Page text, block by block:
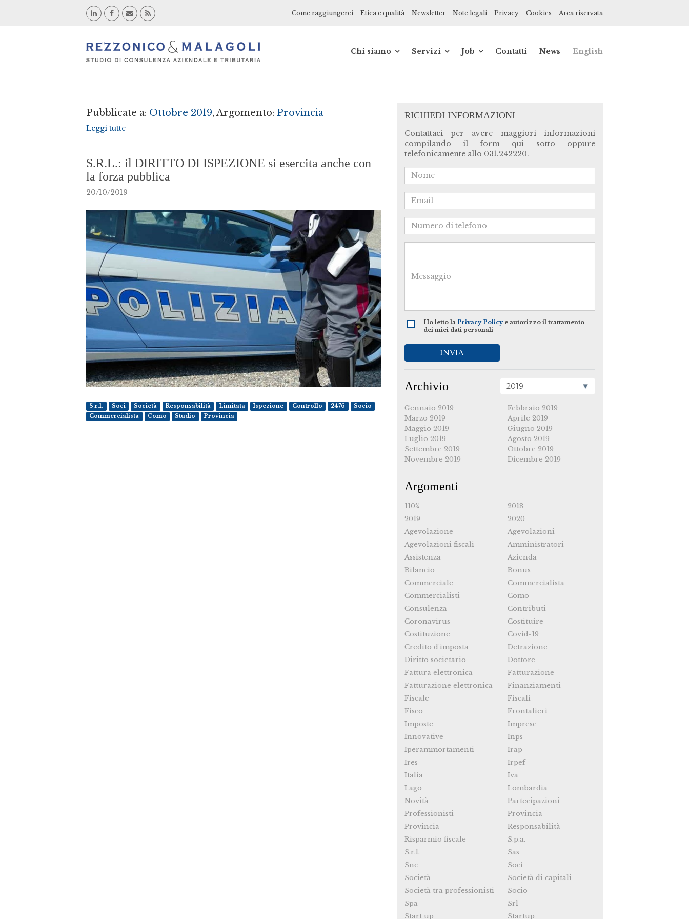
Come raggiungerci Etica e qualità Newsletter Note legali Privacy Cookies Area riservata
Chi siamo
Collaboratori
Servizi
Ai professionisti
web
Formazione
online
Job
Contatti News English
Pubblicate a: Ottobre 2019, Argomento: Provincia
Leggi tutte
S.R.L.: il DIRITTO DI ISPEZIONE si esercita anche con
la forza pubblica
20/10/2019
S.r.l. Soci Società Responsabilità Limitata Ispezione Controllo 2476
Socio
Commercialista
Como Studio Provincia
RICHIEDI INFORMAZIONI
Contattaci per avere maggiori informazioni
compilando il form qui sotto oppure
telefonicamente allo 031.242220.
Ho letto la Privacy Policye autorizzo il trattamento
dei miei dati personali
INVIA
Archivio
Gennaio 2019
Febbraio 2019
Marzo 2019
Aprile 2019
Maggio 2019
Giugno 2019
Luglio 2019
Agosto 2019
Settembre 2019
Ottobre 2019
Novembre 2019
Dicembre 2019
Argomenti
110%
2018
2019
2020
Agevolazione
Agevolazioni
Agevolazioni fiscali
Amministratori
Assistenza
Azienda
Bilancio
Bonus
Commerciale
Commercialista
Commercialisti
Como
Consulenza
Contributi
Coronavirus
Costituire
Costituzione
Covid-19
Credito d'imposta
Detrazione
Diritto societario
Dottore
Fattura elettronica
Fatturazione
Fatturazione elettronica
Finanziamenti
Fiscale
Fiscali
Fisco
Frontalieri
Imposte
Imprese
Innovative
Inps
Iperammortamenti
Irap
Ires
Irpef
Italia
Iva
Lago
Lombardia
Novità
Partecipazioni
Professionisti
Provincia
Provincia
Responsabilità
Risparmio fiscale
S.p.a.
S.r.l.
Sas
Snc
Soci
Società
Società di capitali
Società tra professionisti
Socio
Spa
Srl
Start up
Startup